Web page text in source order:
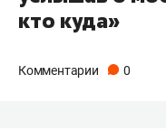
кто куда»
Комментарии 0